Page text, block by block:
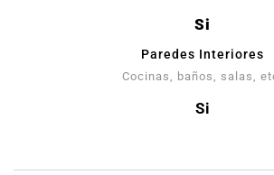
Si
Paredes Interiores
Cocinas, baños, salas,
Si